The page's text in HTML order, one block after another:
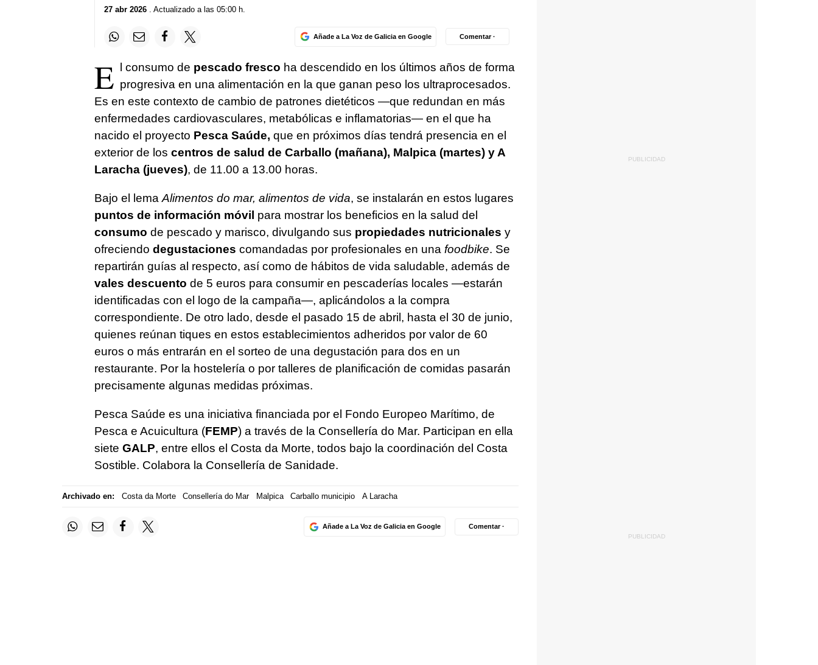
27 abr 2026. Actualizado a las 05:00 h.
Añade a La Voz de Galicia en Google Comentar ·
E l consumo de pescado fresco ha descendido en los últimos años de forma
progresiva en una alimentación en la que ganan peso los ultraprocesados.
Es en este contexto de cambio de patrones dietéticos —que redundan en más
enfermedades cardiovasculares, metabólicas e inflamatorias— en el que ha
nacido el proyecto Pesca Saúde, que en próximos días tendrá presencia en el
exterior de los centros de salud de Carballo (mañana), Malpica (martes) y A
Laracha (jueves), de 11.00 a 13.00 horas.
Bajo el lema Alimentos do mar, alimentos de vida, se instalarán en estos lugares
puntos de información móvil para mostrar los beneficios en la salud del
consumo de pescado y marisco, divulgando sus propiedades nutricionales y
ofreciendo degustaciones comandadas por profesionales en una foodbike. Se
repartirán guías al respecto, así como de hábitos de vida saludable, además de
vales descuento de 5 euros para consumir en pescaderías locales —estarán
identificadas con el logo de la campaña—, aplicándolos a la compra
correspondiente. De otro lado, desde el pasado 15 de abril, hasta el 30 de junio,
quienes reúnan tiques en estos establecimientos adheridos por valor de 60
euros o más entrarán en el sorteo de una degustación para dos en un
restaurante. Por la hostelería o por talleres de planificación de comidas pasarán
precisamente algunas medidas próximas.
Pesca Saúde es una iniciativa financiada por el Fondo Europeo Marítimo, de
Pesca e Acuicultura (FEMP) a través de la Consellería do Mar. Participan en ella
siete GALP, entre ellos el Costa da Morte, todos bajo la coordinación del Costa
Sostible. Colabora la Consellería de Sanidade.
Archivado en: Costa da Morte Consellería do Mar Malpica Carballo municipio A Laracha
Añade a La Voz de Galicia en Google Comentar ·